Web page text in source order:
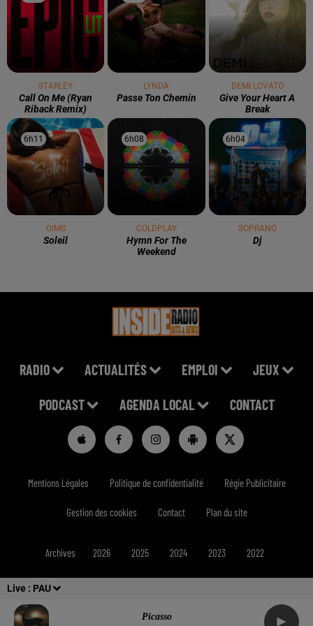
Live : PAU
Picasso
STARLEY
Call On Me (ryan
Riback Remix)
LYNDA
Passe Ton Chemin
DEMI LOVATO
Give Your Heart A
Break
6h11
6h11
GIMS
Soleil
6h08
6h08
COLDPLAY
Hymn For The
Weekend
6h04
6h04
SOPRANO
Dj
RADIO ACTUALITÉS EMPLOI JEUX
PODCAST AGENDA LOCAL CONTACT
Mentions Légales Politique de confidentialité Régie Publicitaire
Gestion des cookies Contact Plan du site
Archives 2026 2025 2024 2023 2022